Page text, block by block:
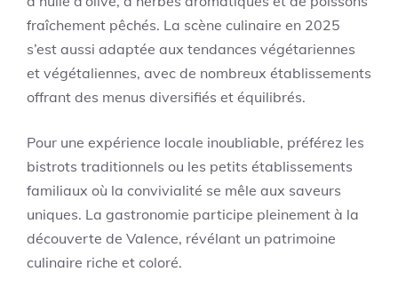
fraîchement pêchés. La scène culinaire en 2025
s’est aussi adaptée aux tendances végétariennes
et végétaliennes, avec de nombreux établissements
offrant des menus diversifiés et équilibrés.
Pour une expérience locale inoubliable, préférez les
bistrots traditionnels ou les petits établissements
familiaux où la convivialité se mêle aux saveurs
uniques. La gastronomie participe pleinement à la
découverte de Valence, révélant un patrimoine
culinaire riche et coloré.